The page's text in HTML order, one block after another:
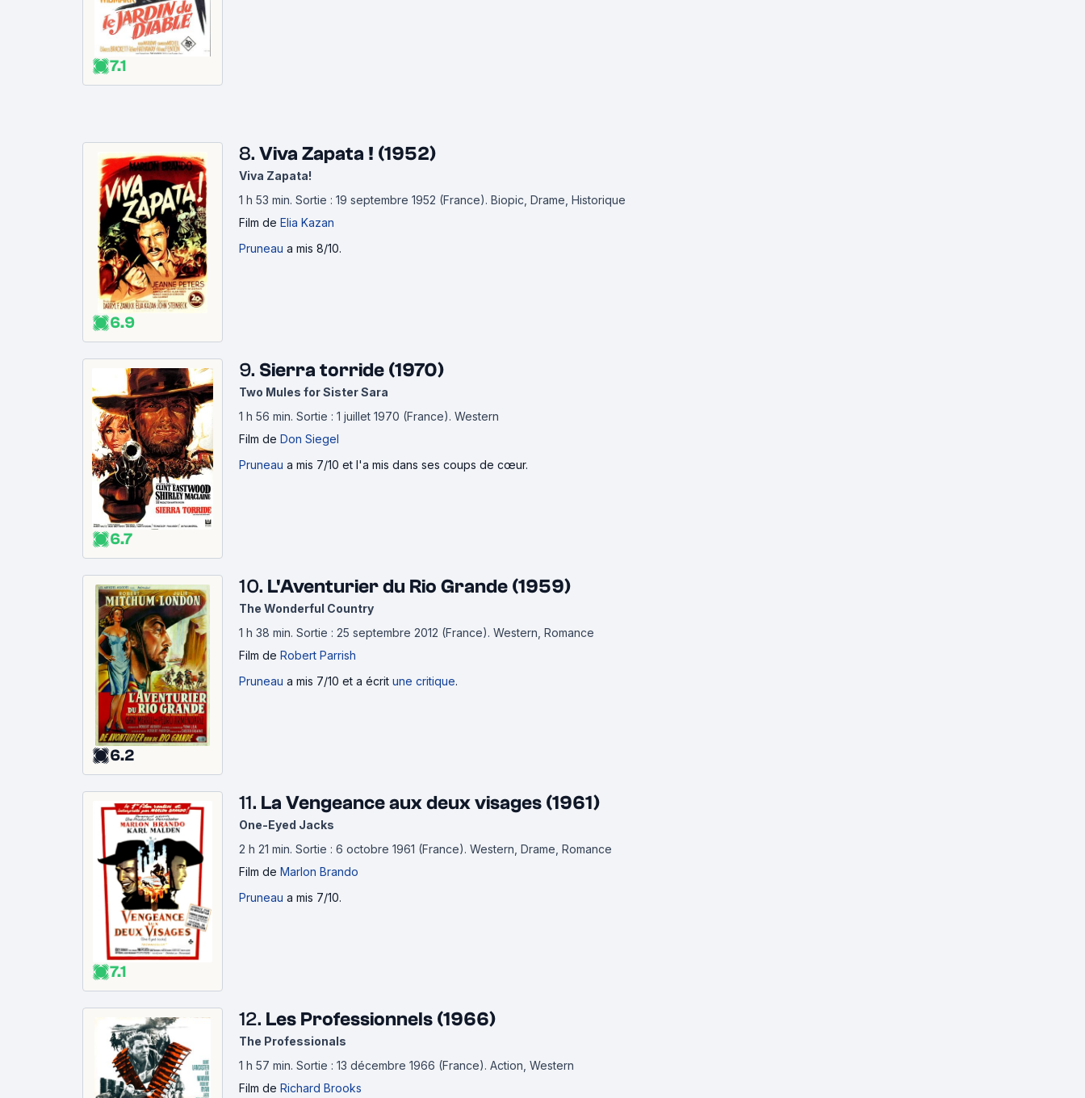
7.1
6.9
8. Viva Zapata ! (1952)
Viva Zapata!
1 h 53 min. Sortie : 19 septembre 1952 (France). Biopic, Drame, Historique
Film de Elia Kazan
Pruneau a mis 8/10.
6.7
9. Sierra torride (1970)
Two Mules for Sister Sara
1 h 56 min. Sortie : 1 juillet 1970 (France). Western
Film de Don Siegel
Pruneau a mis 7/10 et l'a mis dans ses coups de cœur.
6.2
10. L'Aventurier du Rio Grande (1959)
The Wonderful Country
1 h 38 min. Sortie : 25 septembre 2012 (France). Western, Romance
Film de Robert Parrish
Pruneau a mis 7/10 et a écrit une critique.
7.1
11. La Vengeance aux deux visages (1961)
One-Eyed Jacks
2 h 21 min. Sortie : 6 octobre 1961 (France). Western, Drame, Romance
Film de Marlon Brando
Pruneau a mis 7/10.
12. Les Professionnels (1966)
The Professionals
1 h 57 min. Sortie : 13 décembre 1966 (France). Action, Western
Film de Richard Brooks